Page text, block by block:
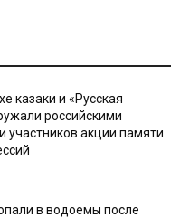
казаки и «Русская
российскими
участников акции памяти
в водоемы после